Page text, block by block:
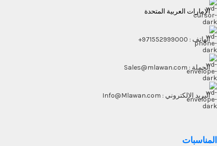
الإمارات العربية المتحدة
الهاتف : 971552999000+
الجملة : Sales@mlawan.com
البريد الالكتروني : Info@Mlawan.com
المناسبات